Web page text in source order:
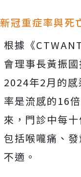
新冠重症率與死
根據《
會理事長黃振
2024年2月的
率是流感的16
來，門診中每
包括喉嚨痛、
不適。